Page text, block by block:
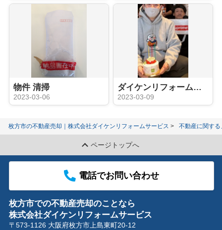
物件 清掃
2023-03-06
ダイケンリフォームサービス 買取実績
2023-03-09
枚方市の不動産売却｜株式会社ダイケンリフォームサービス 不動産に関す
ページトップへ
電話でお問い合わせ
枚方市での不動産売却のことなら
株式会社ダイケンリフォームサービス
〒573-1126 大阪府枚方市上島東町20-12